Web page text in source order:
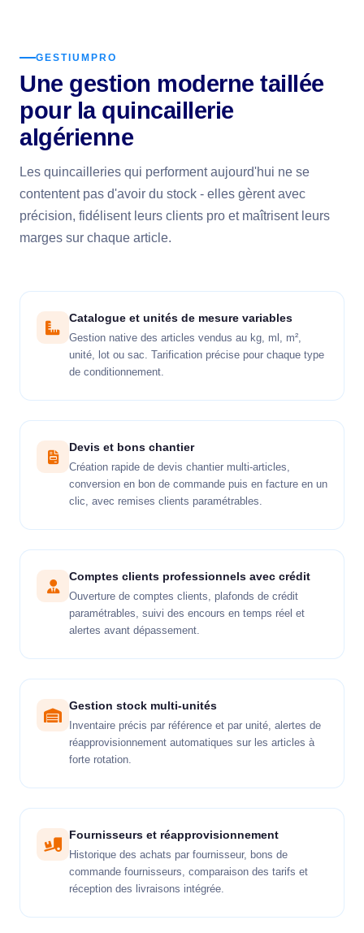
GESTIUMPRO
Une gestion moderne taillée
pour la quincaillerie
algérienne
Les quincailleries qui performent aujourd'hui ne se
contentent pas d'avoir du stock - elles gèrent avec
précision, fidélisent leurs clients pro et maîtrisent leurs
marges sur chaque article.
Catalogue et unités de mesure variables
Gestion native des articles vendus au kg, ml, m²,
unité, lot ou sac. Tarification précise pour chaque type
de conditionnement.
Devis et bons chantier
Création rapide de devis chantier multi-articles,
conversion en bon de commande puis en facture en un
clic, avec remises clients paramétrables.
Comptes clients professionnels avec crédit
Ouverture de comptes clients, plafonds de crédit
paramétrables, suivi des encours en temps réel et
alertes avant dépassement.
Gestion stock multi-unités
Inventaire précis par référence et par unité, alertes de
réapprovisionnement automatiques sur les articles à
forte rotation.
Fournisseurs et réapprovisionnement
Historique des achats par fournisseur, bons de
commande fournisseurs, comparaison des tarifs et
réception des livraisons intégrée.